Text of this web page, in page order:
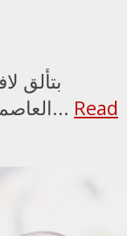
بتألق
العاصمة السعودية الرياض منافسات... Read